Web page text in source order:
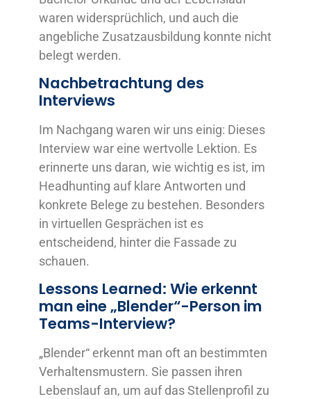
waren widersprüchlich, und auch die
angebliche Zusatzausbildung konnte nicht
belegt werden.
Nachbetrachtung des
Interviews
Im Nachgang waren wir uns einig: Dieses
Interview war eine wertvolle Lektion. Es
erinnerte uns daran, wie wichtig es ist, im
Headhunting auf klare Antworten und
konkrete Belege zu bestehen. Besonders
in virtuellen Gesprächen ist es
entscheidend, hinter die Fassade zu
schauen.
Lessons Learned: Wie erkennt
man eine „Blender“-Person im
Teams-Interview?
„Blender“ erkennt man oft an bestimmten
Verhaltensmustern. Sie passen ihren
Lebenslauf an, um auf das Stellenprofil zu